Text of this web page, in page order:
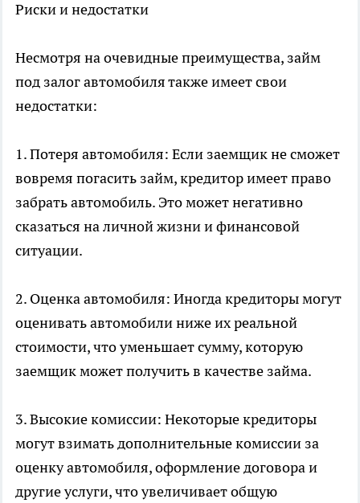
Риски и недостатки
Несмотря на очевидные преимущества, займ
под залог автомобиля также имеет свои
недостатки:
1. Потеря автомобиля: Если заемщик не сможет
вовремя погасить займ, кредитор имеет право
забрать автомобиль. Это может негативно
сказаться на личной жизни и финансовой
ситуации.
2. Оценка автомобиля: Иногда кредиторы могут
оценивать автомобили ниже их реальной
стоимости, что уменьшает сумму, которую
заемщик может получить в качестве займа.
3. Высокие комиссии: Некоторые кредиторы
могут взимать дополнительные комиссии за
оценку автомобиля, оформление договора и
другие услуги, что увеличивает общую